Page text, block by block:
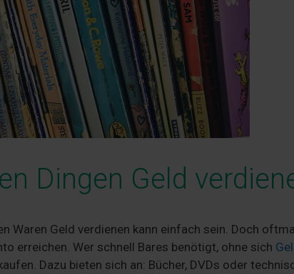
Dingen Geld
Waren Geld verdienen kann einfach sein. Doch
erreichen. Wer schnell Bares benötigt, ohne sich
Dazu bieten sich an: Bücher, DVDs oder